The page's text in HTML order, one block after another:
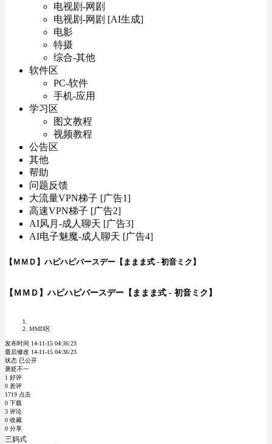
电视剧-网剧
电视剧-网剧 [AI生成]
电影
特摄
综合-其他
软件区
PC-软件
手机-应用
学习区
图文教程
视频教程
公告区
其他
帮助
问题反馈
大流量VPN梯子 [广告1]
高速VPN梯子 [广告2]
AI风月-成人聊天 [广告3]
AI电子魅魔-成人聊天 [广告4]
【ＭＭＤ】ハピハピバースデー【ままま式 - 初音ミク】
【ＭＭＤ】ハピハピバースデー【ままま式 - 初音ミク】
MMD区
发布时间 14-11-15 04:36:23
最后修改 14-11-15 04:36:23
状态 已公开
褒贬不一
1 好评
0 差评
1719 点击
0 下载
3 评论
0 收藏
0 分享
三妈式